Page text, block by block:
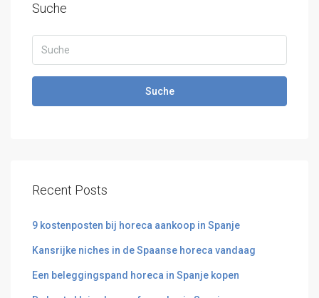
Suche
Suche
Recent Posts
9 kostenposten bij horeca aankoop in Spanje
Kansrijke niches in de Spaanse horeca vandaag
Een beleggingspand horeca in Spanje kopen